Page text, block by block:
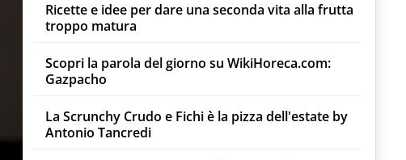
Ricette e idee per dare una seconda vita alla frutta
troppo matura
Scopri la parola del giorno su WikiHoreca.com:
Gazpacho
La Scrunchy Crudo e Fichi è la pizza dell'estate by
Antonio Tancredi